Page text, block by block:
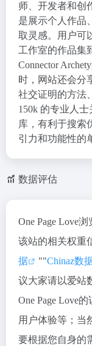
师、开发者和创
是展示个人作品
取灵感。用户可
工作室的作品集
Connector
时，网站还会分
社交证明的方法
150k 的专业人
库，有利于搜索
引力和功能性的
数据评估
One Page Love
该站的相关权重
据
""Chinaz数
议大家请以爱站
One Page Love
用户体验等；当
要根据您自身的